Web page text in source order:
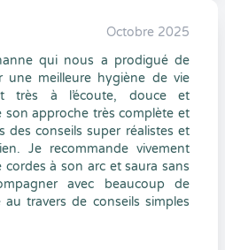
Octobre 2025
qui nous a prodigué de
une meilleure hygiène de vie
très à l’écoute, douce et
son approche très complète et
des conseils super réalistes et
Je recommande vivement
à son arc et saura sans
avec beaucoup de
au travers de conseils simples